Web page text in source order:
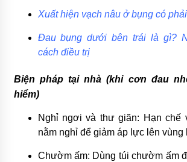
Xuất hiện vạch nâu ở bụng có
Đau bụng dưới bên trái là gì?
cách điều trị
Biện pháp tại nhà (khi cơn đau
hiểm)
Nghỉ ngơi và thư giãn: Hạn chế
nằm nghỉ để giảm áp lực lên vùng
Chườm ấm: Dùng túi chườm ấm